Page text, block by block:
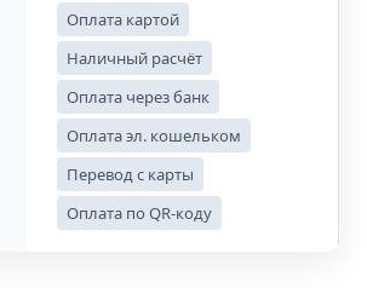
Оплата картой
Наличный расчёт
Оплата через банк
Оплата эл. кошельком
Перевод с карты
Оплата по QR-коду